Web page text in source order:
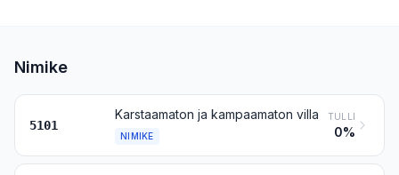
Nimike
5101
Karstaamaton ja kampaamaton villa
NIMIKE
TULLI
0%